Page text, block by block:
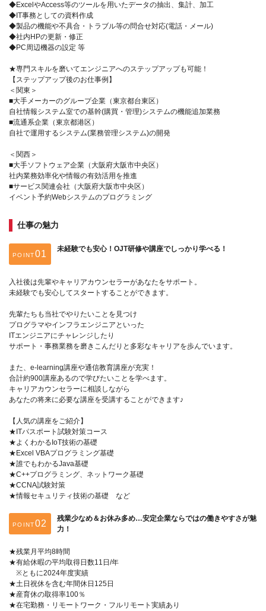
◆ExcelやAccess等のツールを用いたデータの抽出、集計、加工
◆IT事務としての資料作成
◆製品の機能や不具合・トラブル等の問合せ対応(電話・メール)
◆社内HPの更新・修正
◆PC周辺機器の設定 等
★専門スキルを磨いてエンジニアへのステップアップも可能！
【ステップアップ後のお仕事例】
＜関東＞
■大手メーカーのグループ企業（東京都台東区）
自社情報システム室での基幹(購買・管理)システムの機能追加業務
■流通系企業（東京都港区）
自社で運用するシステム(業務管理システム)の開発
＜関西＞
■大手ソフトウェア企業（大阪府大阪市中央区）
社内業務効率化や情報の有効活用を推進
■サービス関連会社（大阪府大阪市中央区）
イベント予約Webシステムのプログラミング
仕事の魅力
POINT
未経験でも安心！OJT研修や講座でしっかり学べる！
入社後は先輩やキャリアカウンセラーがあなたをサポート。
未経験でも安心してスタートすることができます。
先輩たちも当社でやりたいことを見つけ
プログラマやインフラエンジニアといった
ITエンジニアにチャレンジしたり
サポート・事務業務を磨きこんだりと多彩なキャリアを歩んでいます。
また、e-learning講座や通信教育講座が充実！
合計約900講座あるので学びたいことを学べます。
キャリアカウンセラーに相談しながら
あなたの将来に必要な講座を受講することができます♪
【人気の講座をご紹介】
★ITパスポート試験対策コース
★よくわかるIoT技術の基礎
★Excel VBAプログラミング基礎
★誰でもわかるJava基礎
★C++プログラミング、ネットワーク基礎
★CCNA試験対策
★情報セキュリティ技術の基礎 など
POINT
残業少なめ＆お休み多め…安定企業ならではの働きやすさが魅
力！
★残業月平均8時間
★有給休暇の平均取得日数11日/年
※ともに2024年度実績
★土日祝休を含む年間休日125日
★産育休の取得率100％
★在宅勤務・リモートワーク・フルリモート実績あり